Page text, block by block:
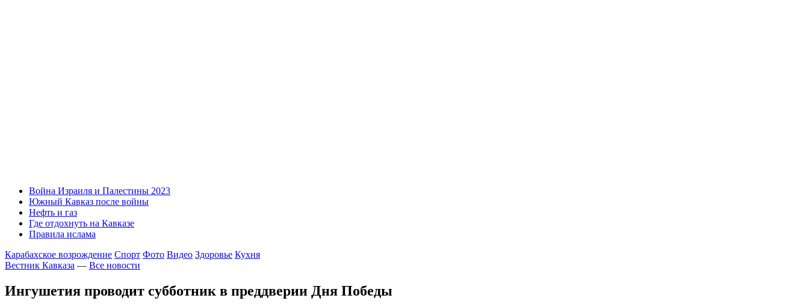
Война Израиля и Палестины 2023
Южный Кавказ после войны
Нефть и газ
Где отдохнуть на Кавказе
Правила ислама
Карабахское возрождение Спорт Фото Видео Здоровье Кухня
Вестник Кавказа — Все новости
Ингушетия проводит субботник в преддверии Дня Победы